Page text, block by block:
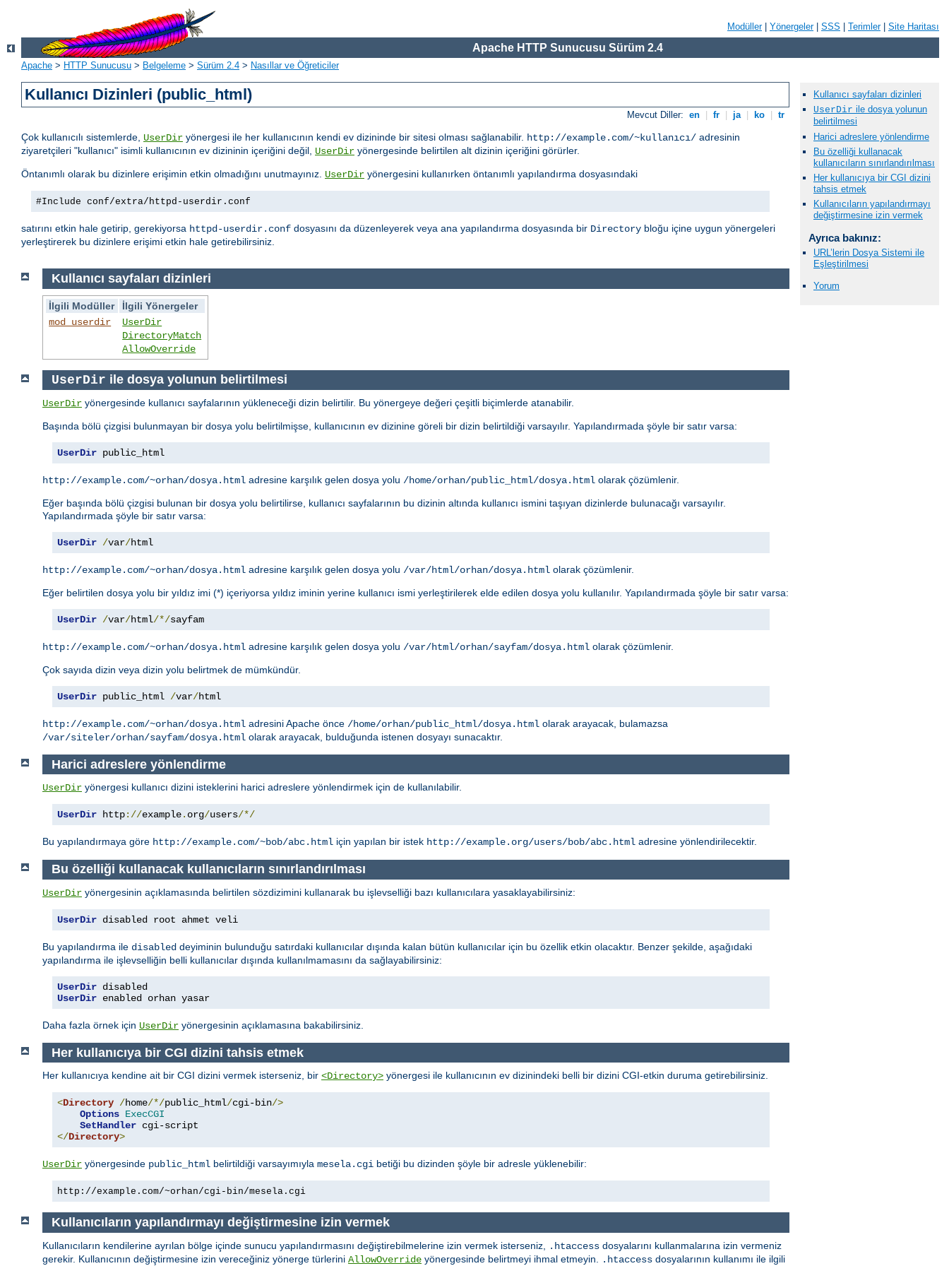
Modüller| Yönergeler| SSS Terimler| Site Haritası
Apache HTTP Sunucusu Sürüm 2.4
Apache > HTTP Sunucusu > Belgeleme > Sürüm 2.4 > Nasıllar ve Öğreticiler
Kullanıcı Dizinleri (public_html)
Mevcut Diller: en fr ja ko tr
Çok kullanıcılı sistemlerde, UserDir yönergesi ile her kullanıcının kendi ev dizininde bir sitesi olması sağlanabilir. http://example.com/~kullanıcı/ adresinin
ziyaretçileri "kullanıcı" isimli kullanıcının ev dizininin içeriğini değil, UserDir yönergesinde belirtilen alt dizinin içeriğini görürler.
Öntanımlı olarak bu dizinlere erişimin etkin olmadığını unutmayınız. UserDir yönergesini kullanırken öntanımlı yapılandırma dosyasındaki
#Include conf/extra/httpd-userdir.conf
satırını etkin hale getirip, gerekiyorsa httpd-userdir.conf dosyasını da düzenleyerek veya ana yapılandırma dosyasında bir Directory bloğu içine uygun yönergeleri
yerleştirerek bu dizinlere erişimi etkin hale getirebilirsiniz.
Kullanıcı sayfaları dizinleri
UserDir ile dosya yolunun
belirtilmesi
Harici adreslere yönlendirme
Bu özelliği kullanacak
kullanıcıların sınırlandırılması
Her kullanıcıya bir CGI dizini
tahsis etmek
Kullanıcıların yapılandırmayı
değiştirmesine izin vermek
Ayrıca bakınız:
URL’lerin Dosya Sistemi ile
Eşleştirilmesi
Yorum
Kullanıcı sayfaları dizinleri
İlgili Modüller
İlgili Yönergeler
mod_userdir
UserDir
DirectoryMatch
AllowOverride
UserDir ile dosya yolunun belirtilmesi
UserDir yönergesinde kullanıcı sayfalarının yükleneceği dizin belirtilir. Bu yönergeye değeri çeşitli biçimlerde atanabilir.
Başında bölü çizgisi bulunmayan bir dosya yolu belirtilmişse, kullanıcının ev dizinine göreli bir dizin belirtildiği varsayılır. Yapılandırmada şöyle bir satır varsa:
UserDir public_html
http://example.com/~orhan/dosya.html adresine karşılık gelen dosya yolu /home/orhan/public_html/dosya.html olarak çözümlenir.
Eğer başında bölü çizgisi bulunan bir dosya yolu belirtilirse, kullanıcı sayfalarının bu dizinin altında kullanıcı ismini taşıyan dizinlerde bulunacağı varsayılır.
Yapılandırmada şöyle bir satır varsa:
UserDir /var/html
http://example.com/~orhan/dosya.html adresine karşılık gelen dosya yolu /var/html/orhan/dosya.html olarak çözümlenir.
Eğer belirtilen dosya yolu bir yıldız imi (*) içeriyorsa yıldız iminin yerine kullanıcı ismi yerleştirilerek elde edilen dosya yolu kullanılır. Yapılandırmada şöyle bir satır varsa:
UserDir /var/html/*/sayfam
http://example.com/~orhan/dosya.html adresine karşılık gelen dosya yolu /var/html/orhan/sayfam/dosya.html olarak çözümlenir.
Çok sayıda dizin veya dizin yolu belirtmek de mümkündür.
UserDir public_html /var/html
http://example.com/~orhan/dosya.html adresini Apache önce /home/orhan/public_html/dosya.html olarak arayacak, bulamazsa
/var/siteler/orhan/sayfam/dosya.html olarak arayacak, bulduğunda istenen dosyayı sunacaktır.
Harici adreslere yönlendirme
UserDir yönergesi kullanıcı dizini isteklerini harici adreslere yönlendirmek için de kullanılabilir.
UserDir http://example. org/users/*/
Bu yapılandırmaya göre http://example.com/~bob/abc.html için yapılan bir istek http://example.org/users/bob/abc.html adresine yönlendirilecektir.
Bu özelliği kullanacak kullanıcıların sınırlandırılması
UserDir yönergesinin açıklamasında belirtilen sözdizimini kullanarak bu işlevselliği bazı kullanıcılara yasaklayabilirsiniz:
UserDir disabled root ahmet veli
Bu yapılandırma ile disabled deyiminin bulunduğu satırdaki kullanıcılar dışında kalan bütün kullanıcılar için bu özellik etkin olacaktır. Benzer şekilde, aşağıdaki
yapılandırma ile işlevselliğin belli kullanıcılar dışında kullanılmamasını da sağlayabilirsiniz:
UserDir disabled
UserDir enabled orhan yasar
Daha fazla örnek için UserDir yönergesinin açıklamasına bakabilirsiniz.
Her kullanıcıya bir CGI dizini tahsis etmek
Her kullanıcıya kendine ait bir CGI dizini vermek isterseniz, bir <Directory> yönergesi ile kullanıcının ev dizinindeki belli bir dizini CGI-etkin duruma getirebilirsiniz.
<Directory /home/*/public_html/cgi-bin/>
Options ExecCGI
SetHandler
</Directory>
UserDir yönergesinde public_html belirtildiği varsayımıyla mesela.cgi betiği bu dizinden şöyle bir adresle yüklenebilir:
http://example.com/~orhan/cgi-bin/mesela.cgi
Kullanıcıların yapılandırmayı değiştirmesine izin vermek
Kullanıcıların kendilerine ayrılan bölge içinde sunucu yapılandırmasını değiştirebilmelerine izin vermek isterseniz, .htaccess dosyalarını kullanmalarına izin vermeniz
gerekir. Kullanıcının değiştirmesine izin vereceğiniz yönerge türlerini AllowOverride yönergesinde belirtmeyi ihmal etmeyin. .htaccess dosyalarının kullanımı ile ilgili